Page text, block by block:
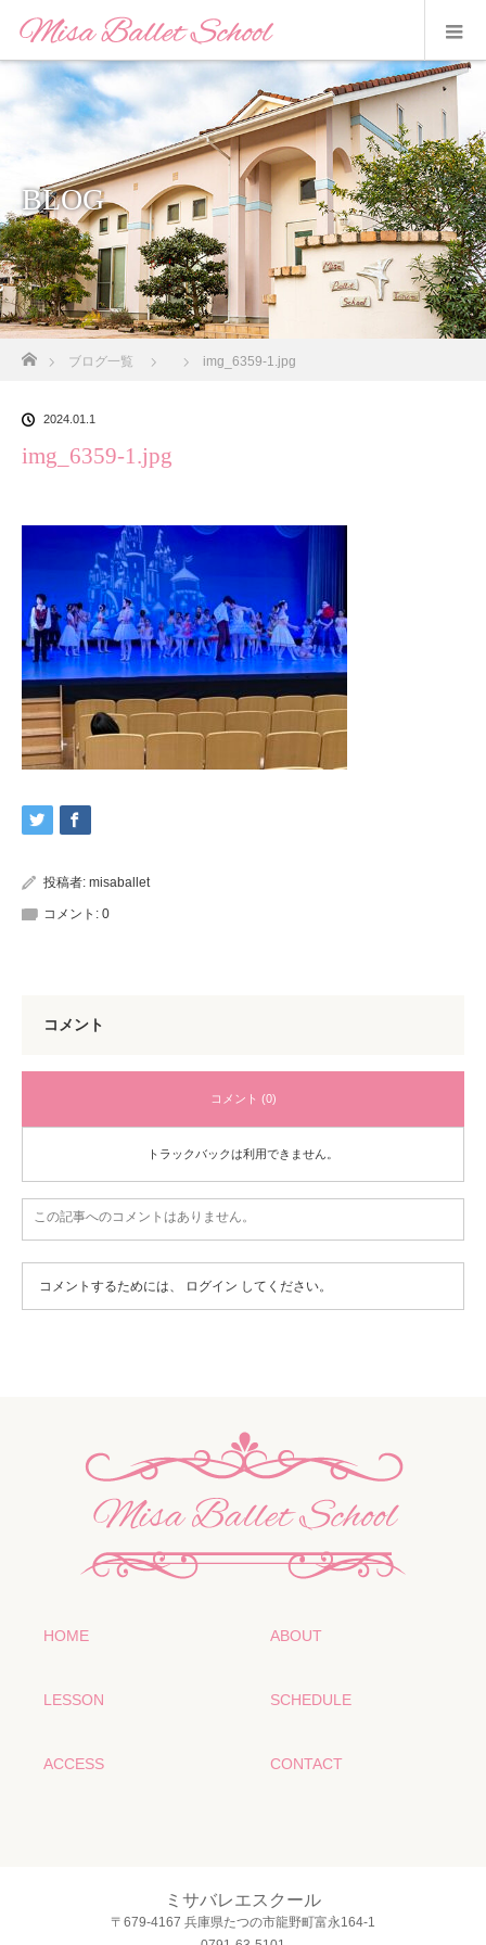
BLOG
ブログ一覧 img_6359-1.jpg
2024.01.1
img_6359-1.jpg
投稿者: misaballet
コメント: 0
コメント
コメント (0)
トラックバックは利用できません。
この記事へのコメントはありません。
コメントするためには、 ログイン してください。
HOME ABOUT
LESSON SCHEDULE
ACCESS CONTACT
ミサバレエスクール
〒679-4167 兵庫県たつの市龍野町富永164-1